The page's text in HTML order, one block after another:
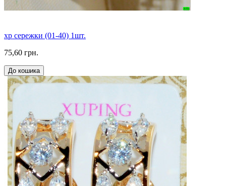
xp сережки (01-40) 1шт.
75,60 грн.
До кошика